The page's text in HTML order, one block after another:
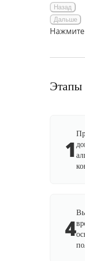
Назад
Дальше
Этапы
1
4